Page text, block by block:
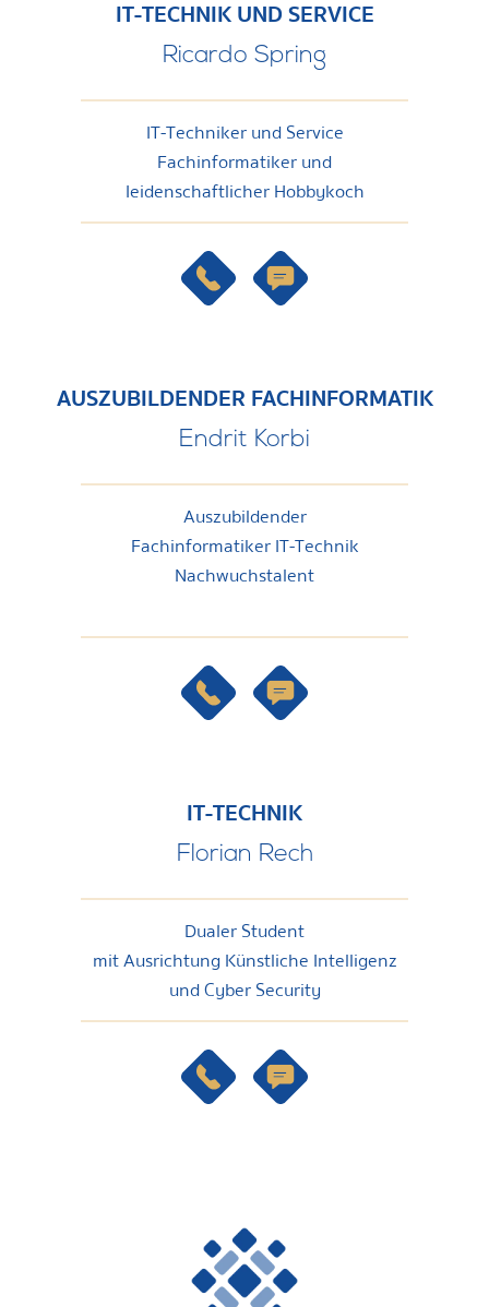
IT-TECHNIK UND SERVICE
Ricardo Spring
IT-Techniker und Service
Fachinformatiker und
Ieidenschaftlicher Hobbykoch
AUSZUBILDENDER FACHINFORMATIK
Endrit Korbi
Auszubildender
Fachinformatiker IT-Technik
Nachwuchstalent
IT-TECHNIK
Florian Rech
Dualer Student
mit Ausrichtung Künstliche Intelligenz
und Cyber Security